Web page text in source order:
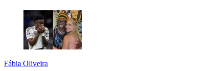
Fábia Oliveira